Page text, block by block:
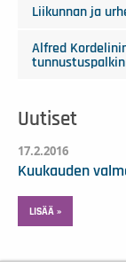
Liikunnan ja
Alfred
Uutiset
17.2.2016
Kuukauden
LISÄÄ »